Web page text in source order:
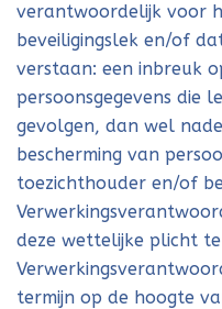
verantwoordelijk voor
beveiligingslek en/of
verstaan: een inbreuk
persoonsgegevens die
gevolgen, dan wel
bescherming van
toezichthouder en/of
deze wettelijke plicht
termijn op de hoogte